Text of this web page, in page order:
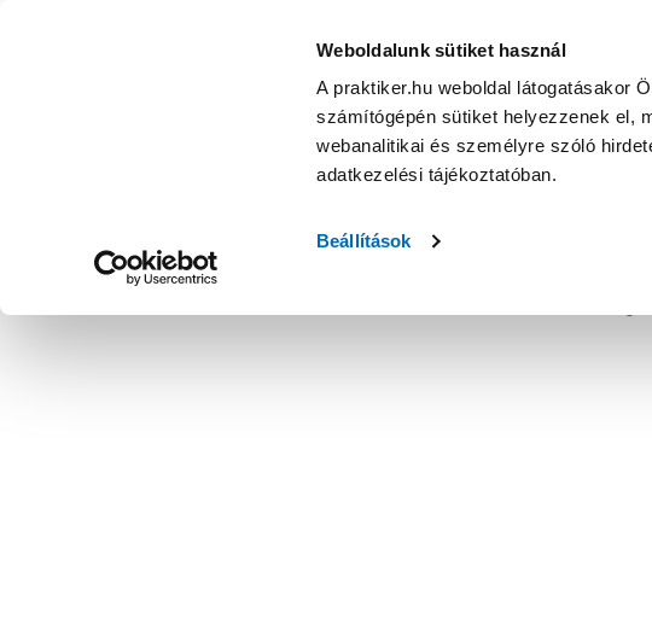
Weboldalunk sütiket használ
A praktiker.hu weboldal látogatásakor
számítógépén sütiket helyezzenek el,
webanalitikai és személyre szóló
adatkezelési tájékoztatóban.
Beállítások